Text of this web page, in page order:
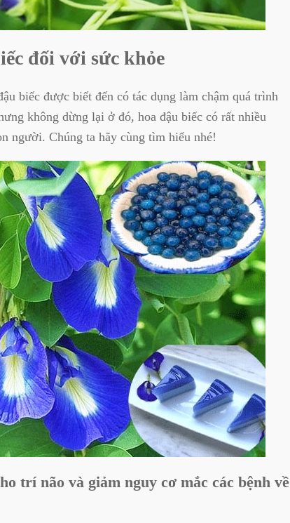
đối với sức khỏe
biếc được biết đến có tác dụng làm chậm quá trình
không dừng lại ở đó, hoa đậu biếc có rất nhiều
người. Chúng ta hãy cùng tìm hiểu nhé!
trí não và giảm nguy cơ mắc các bệnh về